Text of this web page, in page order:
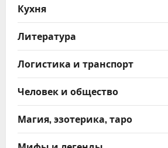
Кухня
Литература
Логистика и транспорт
Человек и общество
Магия, эзотерика, таро